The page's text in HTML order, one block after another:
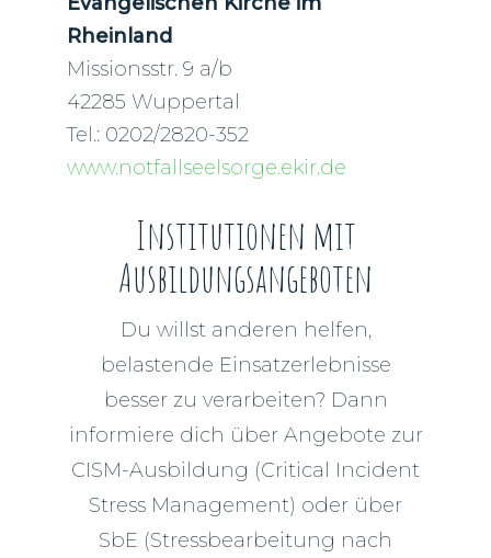
Rheinland
Missionsstr. 9 a/b
42285 Wuppertal
Tel.: 0202/2820-352
www.notfallseelsorge.ekir.de
Institutionen mit
Ausbildungsangeboten
Du willst anderen helfen,
belastende Einsatzerlebnisse
besser zu verarbeiten? Dann
informiere dich über Angebote zur
CISM-Ausbildung (Critical Incident
Stress Management) oder über
SbE (Stressbearbeitung nach